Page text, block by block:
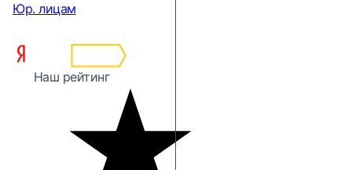
Юр. лицам
Наш рейтинг